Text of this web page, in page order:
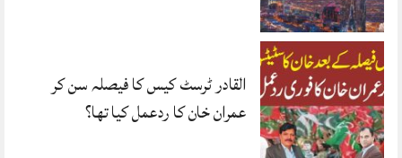
القادر ٹرسٹ کیس کا فیصلہ سن کر
عمران خان کا ردعمل کیا تھا؟